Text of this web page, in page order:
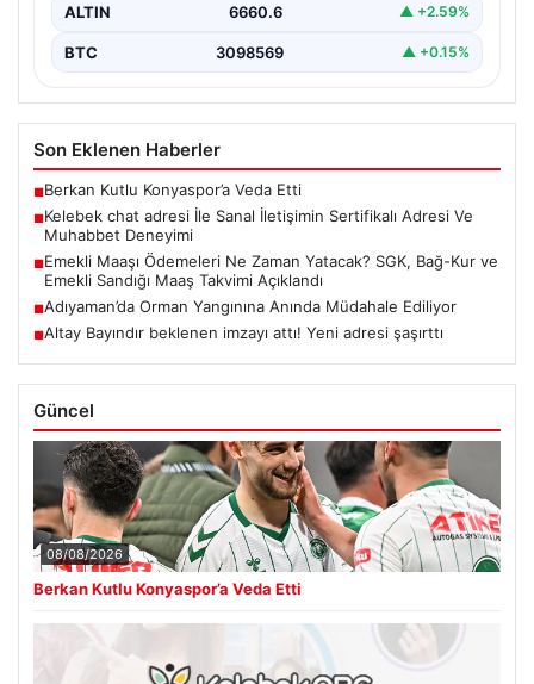
ALTIN 6660.6 ▲ +2.59%
BTC 3098569 ▲ +0.15%
Son Eklenen Haberler
■Berkan Kutlu Konyaspor’a Veda Etti
■Kelebek chat adresi İle Sanal İletişimin Sertifikalı Adresi Ve
Muhabbet Deneyimi
■Emekli Maaşı Ödemeleri Ne Zaman Yatacak? SGK, Bağ-Kur ve
Emekli Sandığı Maaş Takvimi Açıklandı
■Adıyaman’da Orman Yangınına Anında Müdahale Ediliyor
■Altay Bayındır beklenen imzayı attı! Yeni adresi şaşırttı
Güncel
08/08/2026
Berkan Kutlu Konyaspor’a Veda Etti